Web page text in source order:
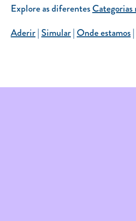
Explore as diferentesCategorias
Aderir|Simular|Onde estamos|